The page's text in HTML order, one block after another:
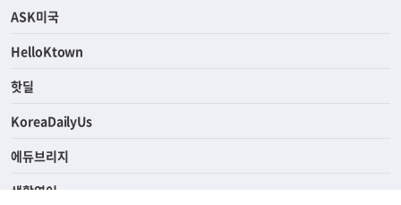
연예/스포츠
ASK미국
HelloKtown
핫딜
KoreaDailyUs